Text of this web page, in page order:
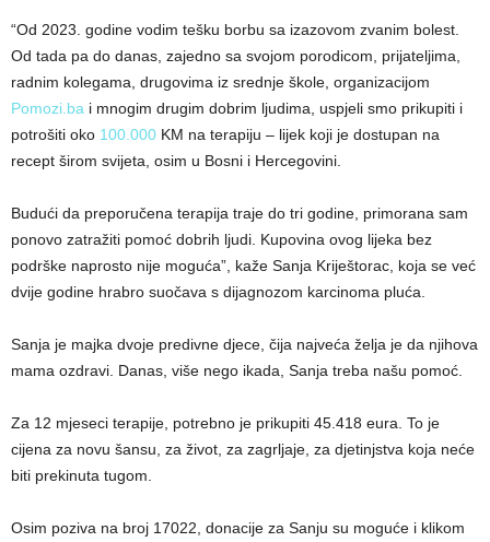
“Od 2023. godine vodim tešku borbu sa izazovom zvanim bolest.
Od tada pa do danas, zajedno sa svojom porodicom, prijateljima,
radnim kolegama, drugovima iz srednje škole, organizacijom
Pomozi.ba i mnogim drugim dobrim ljudima, uspjeli smo prikupiti i
potrošiti oko 100.000 KM na terapiju – lijek koji je dostupan na
recept širom svijeta, osim u Bosni i Hercegovini.
Budući da preporučena terapija traje do tri godine, primorana sam
ponovo zatražiti pomoć dobrih ljudi. Kupovina ovog lijeka bez
podrške naprosto nije moguća”, kaže Sanja Kriještorac, koja se već
dvije godine hrabro suočava s dijagnozom karcinoma pluća.
Sanja je majka dvoje predivne djece, čija najveća želja je da njihova
mama ozdravi. Danas, više nego ikada, Sanja treba našu pomoć.
Za 12 mjeseci terapije, potrebno je prikupiti 45.418 eura. To je
cijena za novu šansu, za život, za zagrljaje, za djetinjstva koja neće
biti prekinuta tugom.
Osim poziva na broj 17022, donacije za Sanju su moguće i klikom